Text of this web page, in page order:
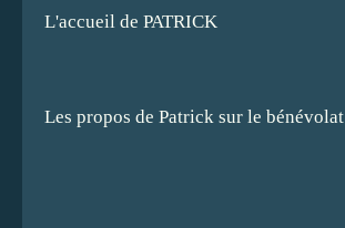
L'accueil de PATRICK
Les propos de Patrick sur le bénévolat